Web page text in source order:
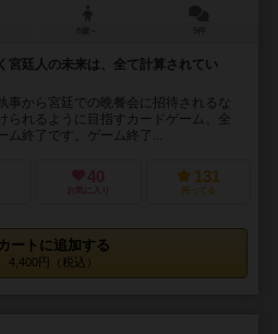
宮廷人の未来は、全て計算されてい
事から宮廷での晩餐会に招待されるな
られるように目指すカードゲーム。全
ム終了です。ゲーム終了...
40
お気に入り
131
持ってる
カートに追加する
4,400円（税込）